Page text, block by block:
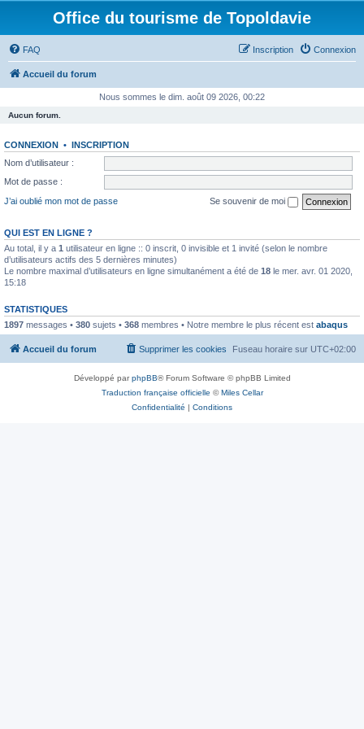
Office du tourisme de Topoldavie
FAQ Connexion
Inscription
Accueil du forum
Nous sommes le dim. août 09 2026, 00:22
Aucun forum.
CONNEXION • INSCRIPTION
Nom d’utilisateur :
Mot de passe :
J’ai oublié mon mot de passe
Se souvenir de moi
QUI EST EN LIGNE ?
Au total, il y a 1 utilisateur en ligne :: 0 inscrit, 0 invisible et 1 invité (selon le nombre
d’utilisateurs actifs des 5 dernières minutes)
Le nombre maximal d’utilisateurs en ligne simultanément a été de 18 le mer. avr. 01 2020,
15:18
STATISTIQUES
1897 messages • 380 sujets • 368 membres • Notre membre le plus récent est abaqus
Accueil du forum Fuseau horaire sur UTC+02:00
Supprimer les cookies
Développé parphpBB® Forum Software © phpBB Limited
Traduction française officielle ©Miles Cellar
Confidentialité | Conditions